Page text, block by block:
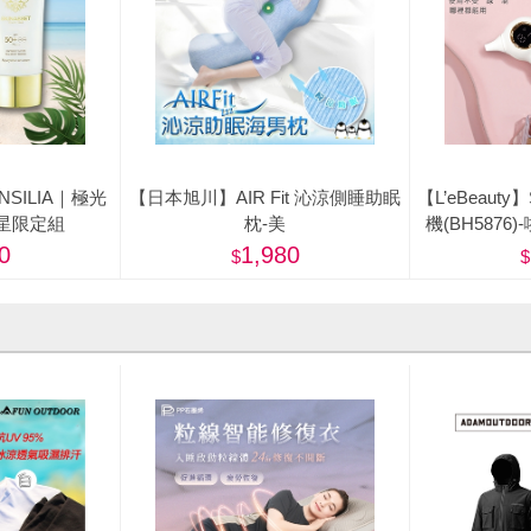
｜極光
限定組
【日本旭川】AIR Fit 沁涼側睡助眠
枕-美
1,980
【L’eBeauty
機(BH5876)-